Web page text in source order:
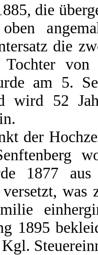
die
die
Tochter
am 5.
wird 52
der
1877 aus
versetzt,
1895